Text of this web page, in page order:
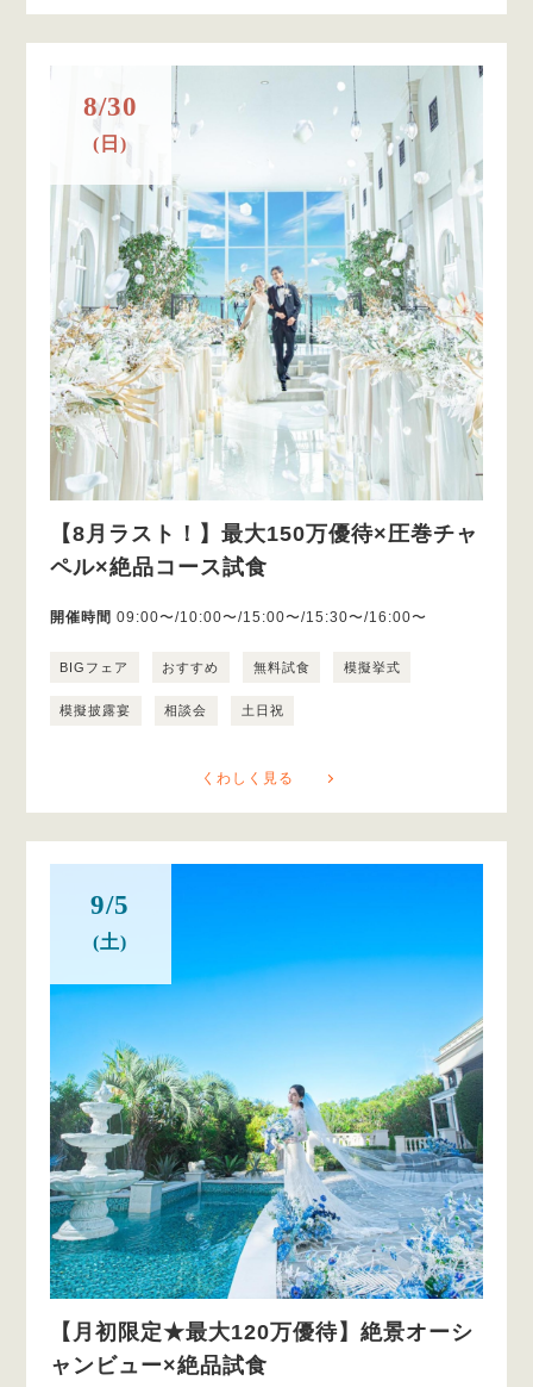
8/30
(日)
【8月ラスト！】最大150万優待×圧巻チャ
ペル×絶品コース試食
開催時間 09:00〜/10:00〜/15:00〜/15:30〜/16:00〜
BIGフェア おすすめ 無料試食 模擬挙式
模擬披露宴 相談会 土日祝
くわしく見る
9/5
(土)
【月初限定★最大120万優待】絶景オーシ
ャンビュー×絶品試食